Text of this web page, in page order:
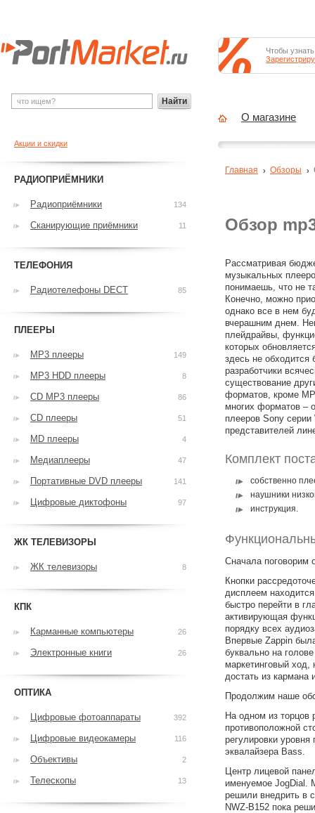
Обзор
Рассматривая
музыкальных
понимаешь, что не
Конечно, можно
однако все в нем
вчерашним днем.
плейдрайвы,
которых
здесь не обходится
разработчики
существование
форматов, кроме
многих форматов –
плееров Sony
представителей
Комплект
собственно
наушники
инструкция.
Сначала поговорим
Кнопки
дисплеем
быстро перейти в
активирующая
порядку всех
Впервые Zappin
буквально на
маркетинговый
достать из кармана
Продолжим наше
На одном из торцов
противоположной
регулировки уровня
эквалайзера Bass.
Центр лицевой
именуемое JogDial.
решили внедрить в
NWZ-B152 пока
Главная Обзоры
Акции и скидки
РАДИОПРИЁМНИКИ
Радиоприёмники 134
Сканирующие приёмники 11
ТЕЛЕФОНИЯ
Радиотелефоны DECT 85
ПЛЕЕРЫ
MP3 плееры 149
MP3 HDD плееры 8
CD MP3 плееры 86
CD плееры 51
MD плееры 4
Медиаплееры 47
Портативные DVD плееры 141
Цифровые диктофоны 97
ЖК ТЕЛЕВИЗОРЫ
ЖК телевизоры 8
КПК
Карманные компьютеры 26
Электронные книги 26
ОПТИКА
Цифровые фотоаппараты 392
Цифровые видеокамеры 116
Объективы 2
Телескопы 13
Найти
Чтобы
О магазине